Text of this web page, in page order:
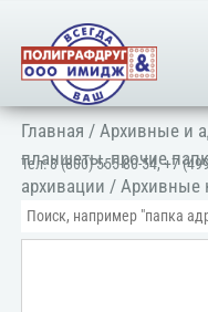
Тел:8 (800) 555-80-54,+7
Главная /Архивные и
планшеты, прочие
архивации /Архивные
короба/